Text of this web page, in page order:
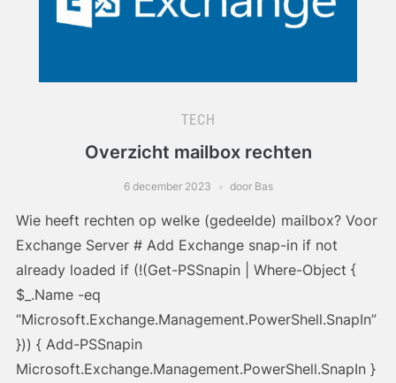
TECH
Overzicht mailbox rechten
6 december 2023 door Bas
Wie heeft rechten op welke (gedeelde) mailbox? Voor
Exchange Server # Add Exchange snap-in if not
already loaded if (!(Get-PSSnapin | Where-Object {
$_.Name -eq
“Microsoft.Exchange.Management.PowerShell.SnapIn”
})) { Add-PSSnapin
Microsoft.Exchange.Management.PowerShell.SnapIn }